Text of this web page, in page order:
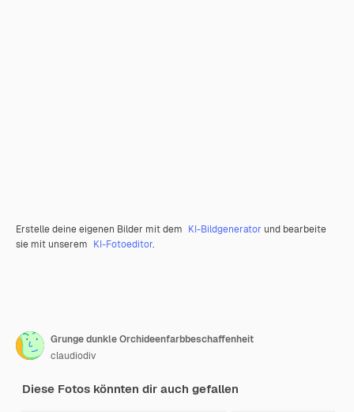
Erstelle deine eigenen Bilder mit dem KI-Bildgenerator und bearbeite
sie mit unserem KI-Fotoeditor.
Grunge dunkle Orchideenfarbbeschaffenheit
claudiodiv
Diese Fotos könnten dir auch gefallen